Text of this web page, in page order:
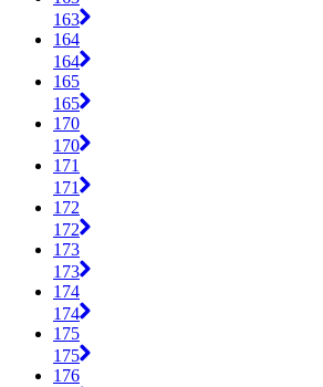
163
164
164
165
165
170
170
171
171
172
172
173
173
174
174
175
175
176